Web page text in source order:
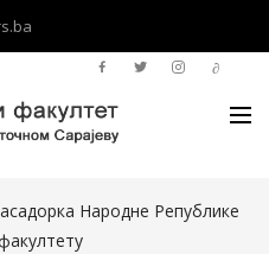
Народне Републике